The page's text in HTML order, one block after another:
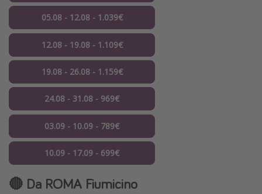
05.08 - 12.08 - 1.039€
12.08 - 19.08 - 1.109€
19.08 - 26.08 - 1.159€
24.08 - 31.08 - 969€
03.09 - 10.09 - 789€
10.09 - 17.09 - 699€
🔴 Da ROMA Fiumicino